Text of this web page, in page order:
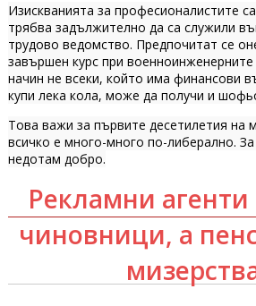
Изискванията за професионалистите
трябва задължително да са служили
трудово ведомство. Предпочитат се
завършен курс при
начин не всеки, който има финансови
купи лека кола, може да получи и
Това важи за първите десетилетия на
всичко е много-много по-либерално.
недотам добро.
Рекламни агенти
чиновници, а